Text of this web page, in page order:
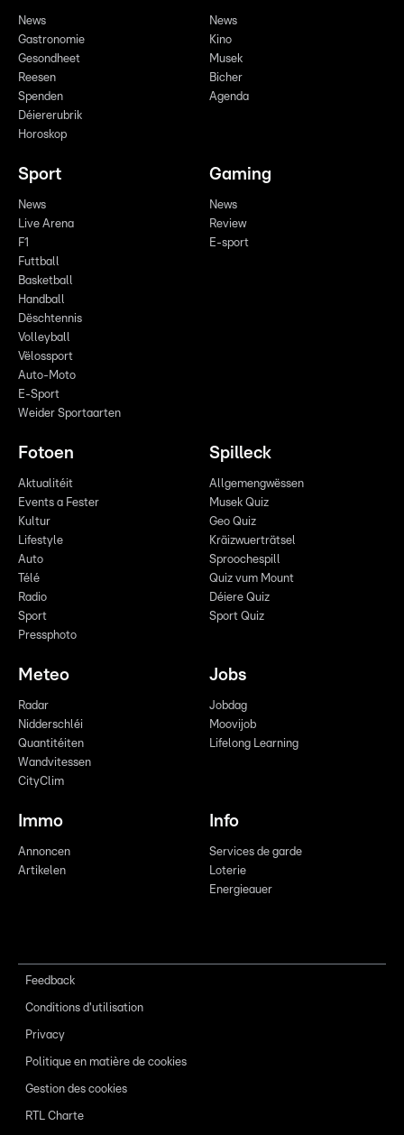
News
Gastronomie
Gesondheet
Reesen
Spenden
Déiererubrik
Horoskop
News
Kino
Musek
Bicher
Agenda
Sport
News
Live Arena
F1
Futtball
Basketball
Handball
Dëschtennis
Volleyball
Vëlossport
Auto-Moto
E-Sport
Weider Sportaarten
Gaming
News
Review
E-sport
Fotoen
Aktualitéit
Events a Fester
Kultur
Lifestyle
Auto
Télé
Radio
Sport
Pressphoto
Spilleck
Allgemengwëssen
Musek Quiz
Geo Quiz
Kräizwuerträtsel
Sproochespill
Quiz vum Mount
Déiere Quiz
Sport Quiz
Meteo
Radar
Nidderschléi
Quantitéiten
Wandvitessen
CityClim
Jobs
Jobdag
Moovijob
Lifelong Learning
Immo
Annoncen
Artikelen
Info
Services de garde
Loterie
Energieauer
Feedback
Conditions d'utilisation
Privacy
Politique en matière de cookies
Gestion des cookies
RTL Charte